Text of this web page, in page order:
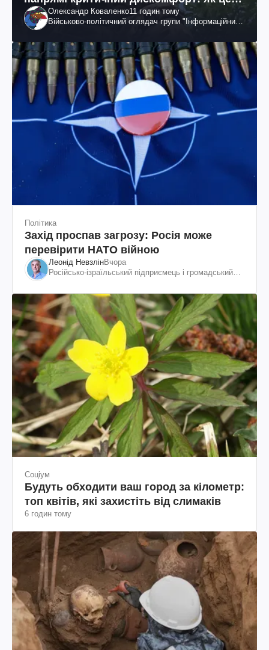
вдалосяОлександр Коваленко11 годин тому
Військово-політичний оглядач групи "Інформаційний
Політика
Захід проспав загрозу: Росія може
перевірити НАТО війною
Леонід НевзлінВчора
Російсько-ізраїльський підприємець і громадський
Соціум
Будуть обходити ваш город за кілометр:
топ квітів, які захистіть від слимаків
6 годин тому